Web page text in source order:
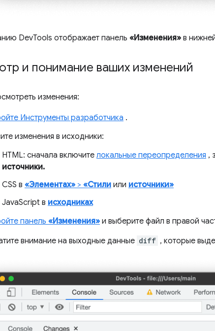
DevTools отображает панель «Изменения» в
и понимание ваших изменений
изменения:
Инструменты разработчика .
изменения в исходники:
HTML: сначала включите локальные переопределения ,
источники.
CSS в «Элементах» > «Стили или источники»
JavaScript в исходниках
панель «Изменения» и выберите файл в правой
внимание на выходные данные diff , которые